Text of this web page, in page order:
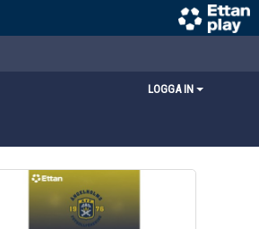
LOGGA IN